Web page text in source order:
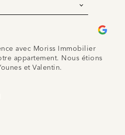
avec Moriss Immobilier
appartement. Nous étions
et Valentin.